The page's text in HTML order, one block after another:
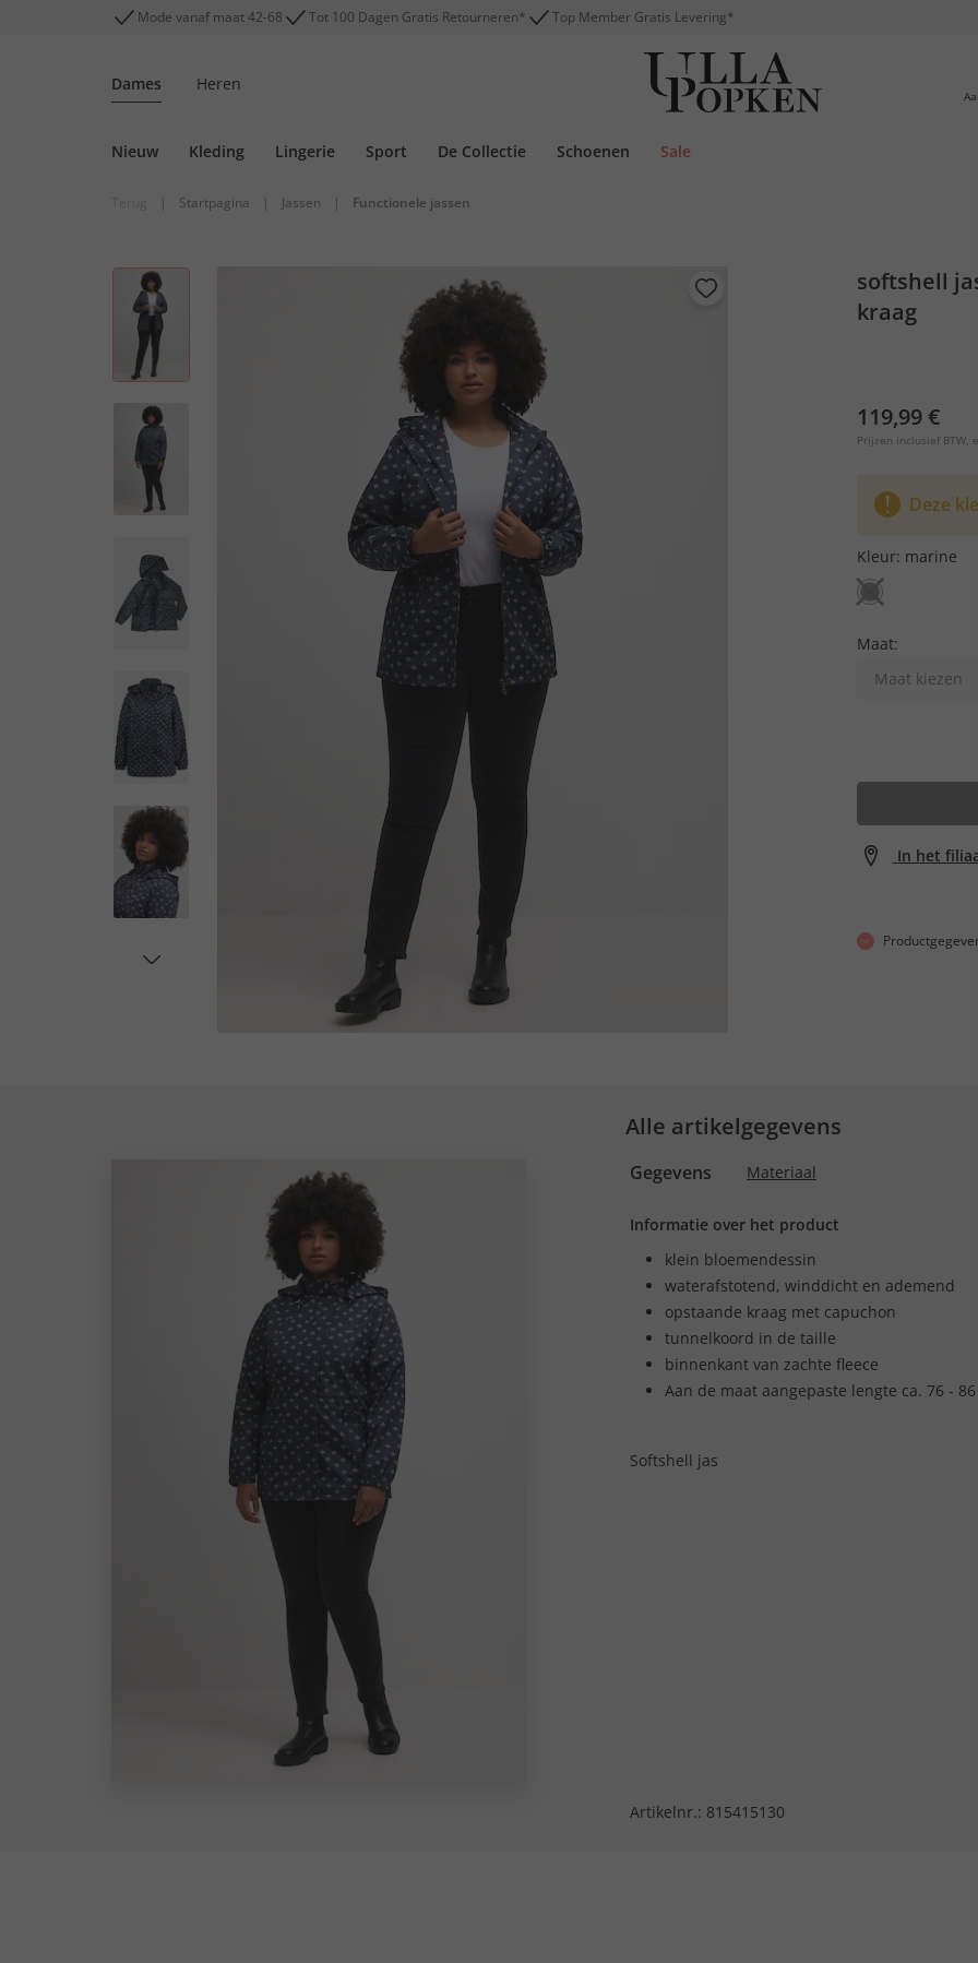
Mode vanaf maat 42-68 Tot 100 Dagen Gratis Retourneren* Top Member Gratis Levering*
Dames Heren
Nieuw Kleding Lingerie Sport De Collectie Schoenen Sale
| Startpagina | Jassen | Functionele jassen
softshell
kraag
119,99 €
Prijzen inclusief BTW,
Deze
Kleur: marine
Maat:
Maat kiezen
In het
Alle artikelgegevens
Gegevens Materiaal
Informatie over het product
klein bloemendessin
waterafstotend, winddicht en ademend
opstaande kraag met capuchon
tunnelkoord in de taille
binnenkant van zachte fleece
Aan de maat aangepaste lengte ca. 76 -
Softshell jas
Artikelnr.: 815415130